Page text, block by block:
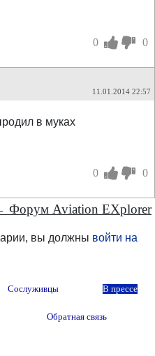
0 0
11.01.2014 22:57
в муках
0 0
Форум Aviation EXplorer
вы должны войти на
Сослуживцы В прессе
Обратная связь